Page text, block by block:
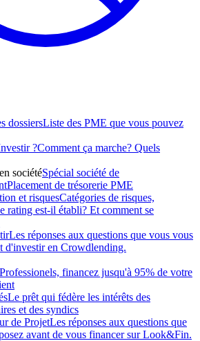
dossiersListe des PME que vous pouvez
?Comment ça marche? Quels
sociétéSpécial société de
Placement de trésorerie PME
et risquesCatégories de risques,
rating est-il établi? Et comment se
Les réponses aux questions que vous vous
d'investir en Crowdlending.
Professionels, financez jusqu'à 95% de votre
Le prêt qui fédère les intérêts des
et des syndics
de ProjetLes réponses aux questions que
avant de vous financer sur Look&Fin.